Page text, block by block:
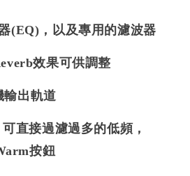
(EQ)，以及專用的濾波器
效果可供調整
輸出軌道
直接過濾過多的低頻，
按鈕